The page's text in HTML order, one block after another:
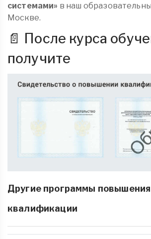
системами» в наш
Москве.
📄 После курса
получите
Другие программы повышения
квалификации